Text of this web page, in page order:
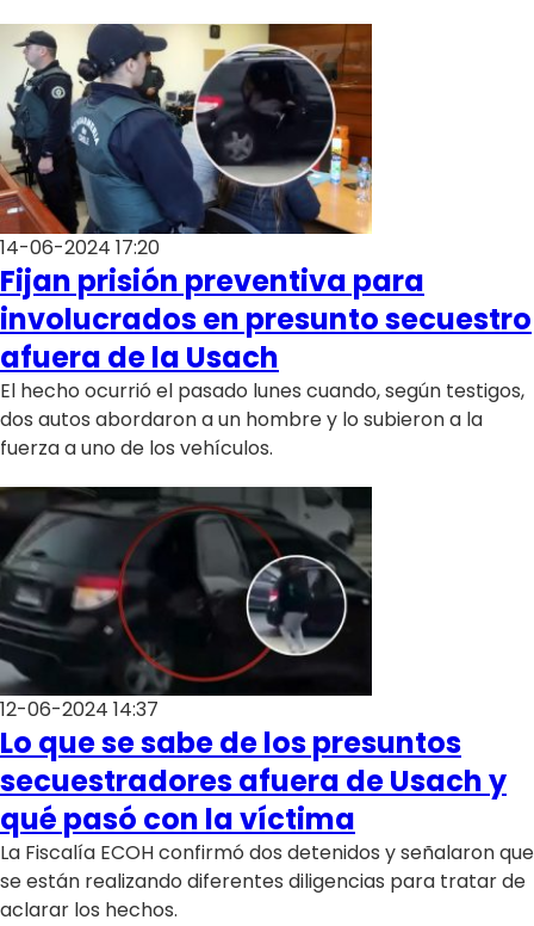
14-06-2024 17:20
Fijan prisión preventiva para
involucrados en presunto secuestro
afuera de la Usach
El hecho ocurrió el pasado lunes cuando, según testigos,
dos autos abordaron a un hombre y lo subieron a la
fuerza a uno de los vehículos.
12-06-2024 14:37
Lo que se sabe de los presuntos
secuestradores afuera de Usach y
qué pasó con la víctima
La Fiscalía ECOH confirmó dos detenidos y señalaron que
se están realizando diferentes diligencias para tratar de
aclarar los hechos.